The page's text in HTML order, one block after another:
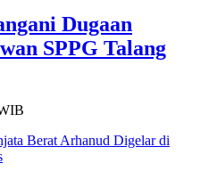
Dugaan
SPPG Talang